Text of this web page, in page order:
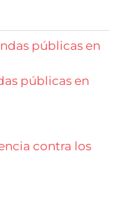
públicas en